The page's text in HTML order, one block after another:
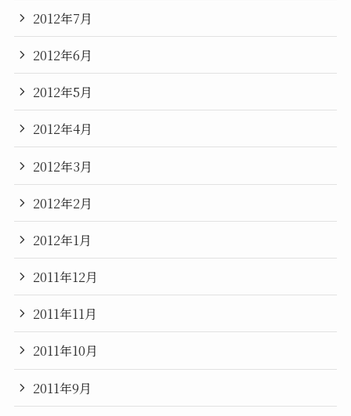
2012年7月
2012年6月
2012年5月
2012年4月
2012年3月
2012年2月
2012年1月
2011年12月
2011年11月
2011年10月
2011年9月